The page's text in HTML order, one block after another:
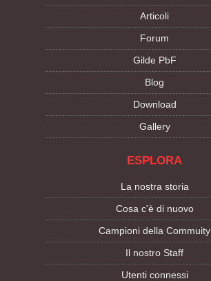
Articoli
Forum
Gilde PbF
Blog
Download
Gallery
ESPLORA
La nostra storia
Cosa c'è di nuovo
Campioni della Commuity
Il nostro Staff
Utenti connessi